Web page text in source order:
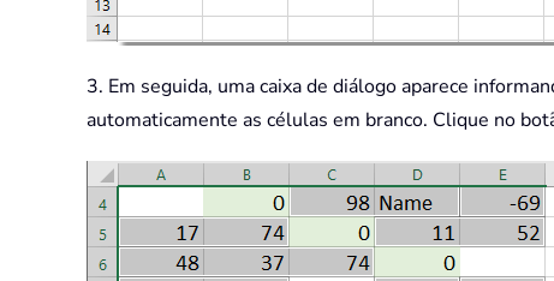
3. Em seguida, uma caixa de diálogo aparece
automaticamente as células em branco. Clique no